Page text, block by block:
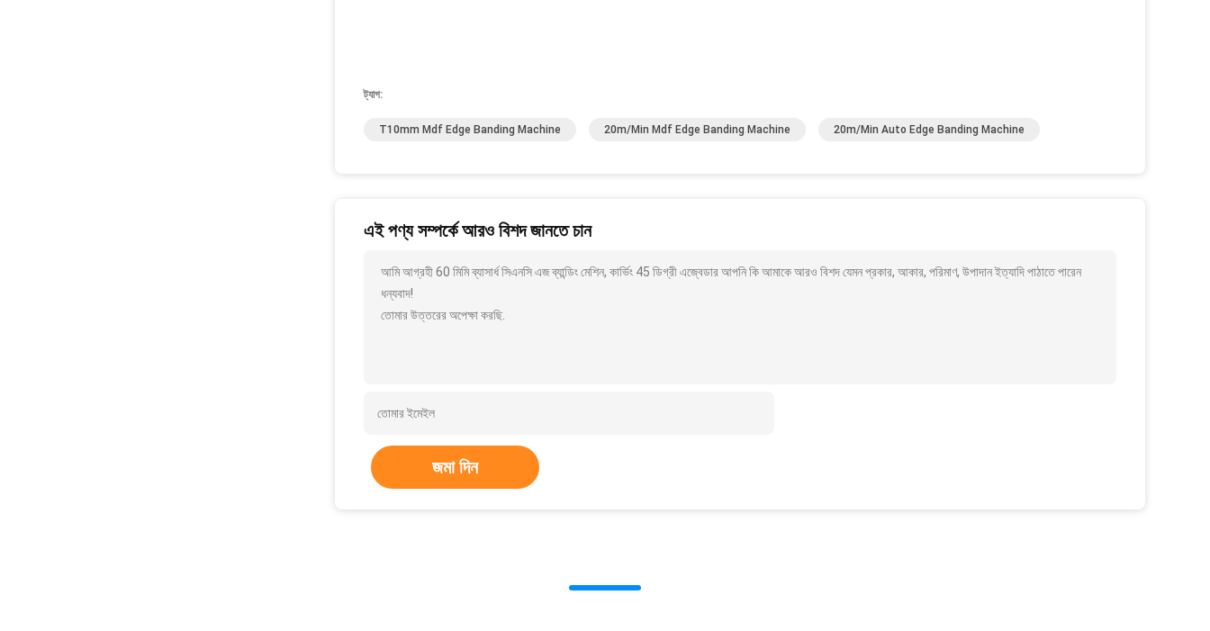
ট্যাগ:
T10mm Mdf Edge Banding Machine 20m/Min Mdf Edge Banding Machine 20m/Min Auto Edge Banding Machine
এই পণ্য সম্পর্কে আরও বিশদ জানতে চান
আমি আগ্রহী 60 মিমি ব্যাসার্ধ সিএনসি এজ ব্যান্ডিং মেশিন, কার্ভিং 45 ডিগ্রী এজ্বেডার আপনি কি আমাকে আরও বিশদ যেমন প্রকার, আকার, পরিমাণ, উপাদান ইত্যাদি পাঠাতে পারেন
ধন্যবাদ!
তোমার উত্তরের অপেক্ষা করছি.
জমা দিন